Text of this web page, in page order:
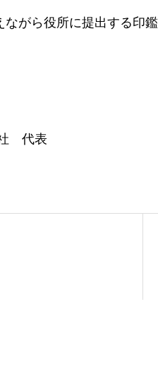
がら役所に提出する印
代表